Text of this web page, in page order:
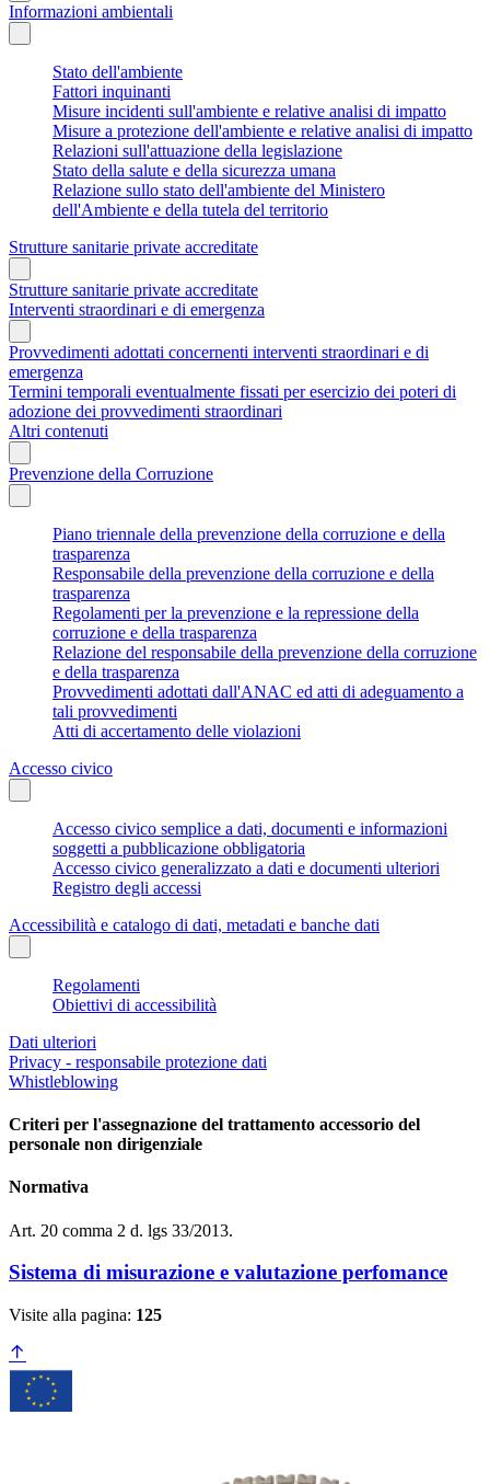
Informazioni ambientali
Stato dell'ambiente
Fattori inquinanti
Misure incidenti sull'ambiente e relative analisi di impatto
Misure a protezione dell'ambiente e relative analisi di impatto
Relazioni sull'attuazione della legislazione
Stato della salute e della sicurezza umana
Relazione sullo stato dell'ambiente del Ministero
dell'Ambiente e della tutela del territorio
Strutture sanitarie private accreditate
Strutture sanitarie private accreditate
Interventi straordinari e di emergenza
Provvedimenti adottati concernenti interventi straordinari e di
emergenza
Termini temporali eventualmente fissati per esercizio dei poteri di
adozione dei provvedimenti straordinari
Altri contenuti
Prevenzione della Corruzione
Piano triennale della prevenzione della corruzione e della
trasparenza
Responsabile della prevenzione della corruzione e della
trasparenza
Regolamenti per la prevenzione e la repressione della
corruzione e della trasparenza
Relazione del responsabile della prevenzione della corruzione
e della trasparenza
Provvedimenti adottati dall'ANAC ed atti di adeguamento a
tali provvedimenti
Atti di accertamento delle violazioni
Accesso civico
Accesso civico semplice a dati, documenti e informazioni
soggetti a pubblicazione obbligatoria
Accesso civico generalizzato a dati e documenti ulteriori
Registro degli accessi
Accessibilità e catalogo di dati, metadati e banche dati
Regolamenti
Obiettivi di accessibilità
Dati ulteriori
Privacy - responsabile protezione dati
Whistleblowing
Criteri per l'assegnazione del trattamento accessorio del
personale non dirigenziale
Normativa
Art. 20 comma 2 d. lgs 33/2013.
Sistema di misurazione e valutazione perfomance
Visite alla pagina: 125